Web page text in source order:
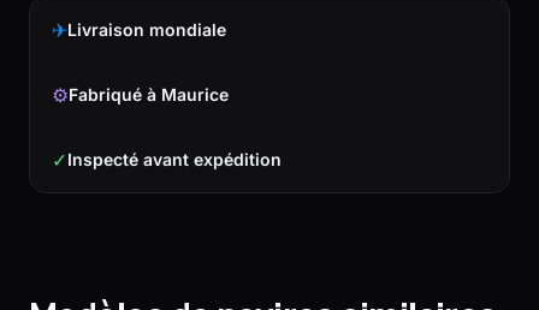
✈Livraison mondiale
⚙Fabriqué à Maurice
✓Inspecté avant expédition